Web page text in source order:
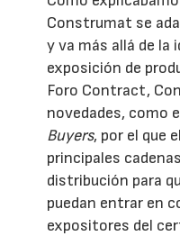
Construmat se
y va más allá de la
exposición de
Foro Contract,
novedades, como
Buyers, por el que
principales
distribución para
puedan entrar en
expositores del